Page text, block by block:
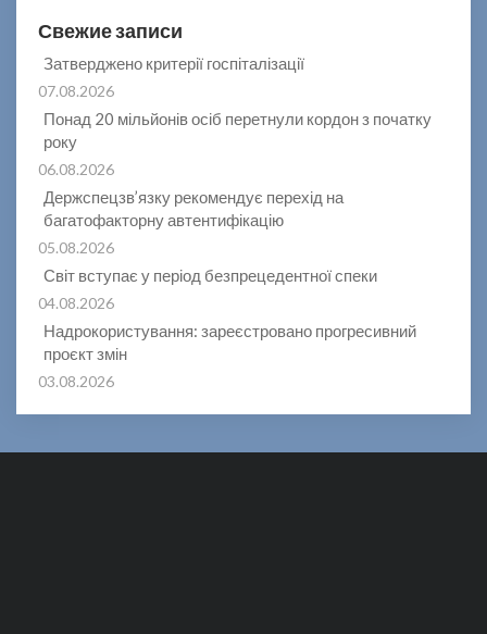
Свежие записи
Затверджено критерії госпіталізації
07.08.2026
Понад 20 мільйонів осіб перетнули кордон з початку
року
06.08.2026
Держспецзв’язку рекомендує перехід на
багатофакторну автентифікацію
05.08.2026
Світ вступає у період безпрецедентної спеки
04.08.2026
Надрокористування: зареєстровано прогресивний
проєкт змін
03.08.2026